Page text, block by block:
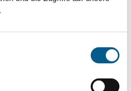
Themen, Kategorien,
Bei der Suche bitte
beachten.
Ergebnisse